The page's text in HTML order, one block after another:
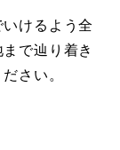
けるよう全
で辿り着き
さい。